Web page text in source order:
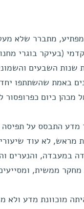
מתברר שלא
(בעיקר בוגרי
באמת שהשתתפו
כיום כפרופסור
מדע התבסס על תפיסה
מראש, לא עוד
במעבדה, והנערים
ממשית,
מוכוונת מדע ולא